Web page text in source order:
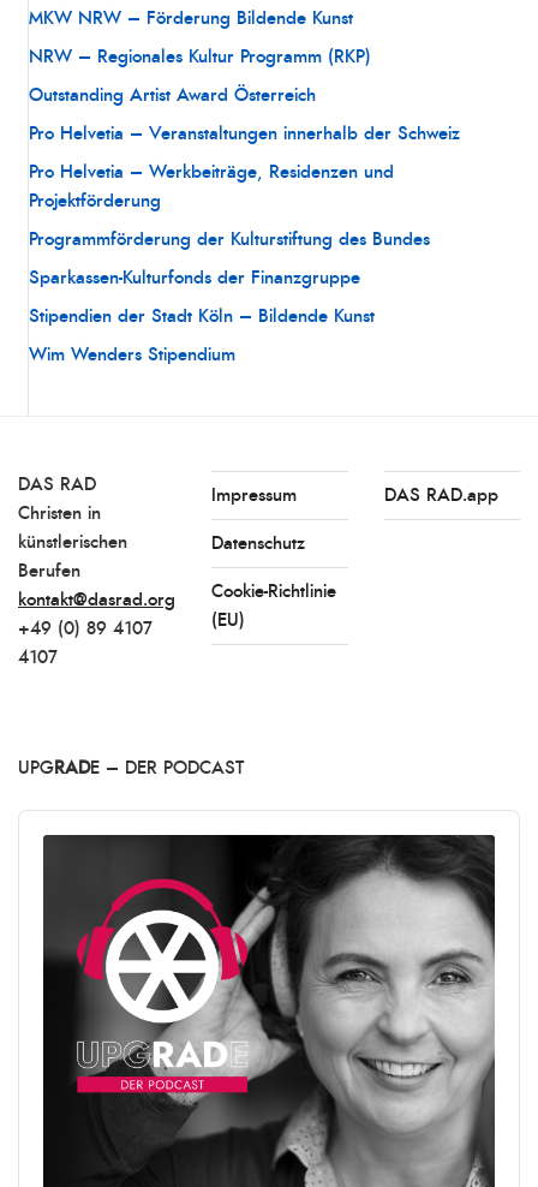
MKW NRW – Förderung Bildende Kunst
NRW – Regionales Kultur Programm (RKP)
Outstanding Artist Award Österreich
Pro Helvetia – Veranstaltungen innerhalb der Schweiz
Pro Helvetia – Werkbeiträge, Residenzen und
Projektförderung
Programmförderung der Kulturstiftung des Bundes
Sparkassen-Kulturfonds der Finanzgruppe
Stipendien der Stadt Köln – Bildende Kunst
Wim Wenders Stipendium
DAS RAD
Christen in
künstlerischen
Berufen
kontakt@dasrad.org
+49 (0) 89 4107
4107
Impressum
Datenschutz
Cookie-Richtlinie
(EU)
DAS RAD.app
UPG RADE – DER PODCAST
Audio